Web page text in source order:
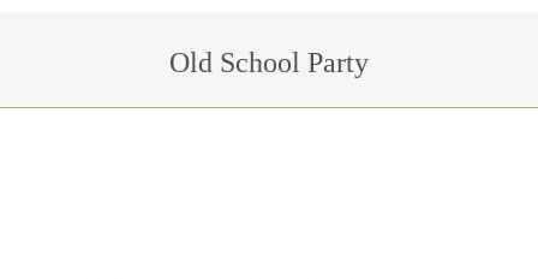
Sie befinden sich hier:
Old School Party